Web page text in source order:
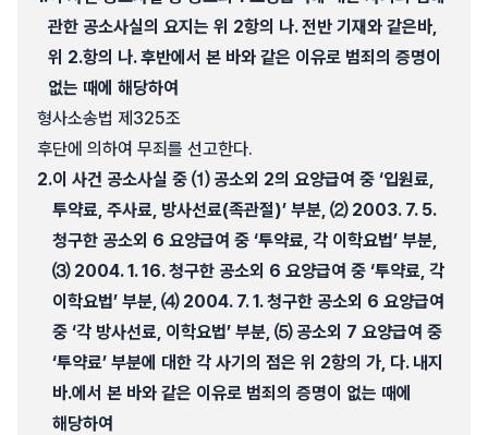
관한 공소사실의 요지는 위 2항의 나. 전반 기재와 같은바,
위 2.항의 나. 후반에서 본 바와 같은 이유로 범죄의 증명이
없는 때에 해당하여
형사소송법 제325조
후단에 의하여 무죄를 선고한다.
2.이 사건 공소사실 중 ⑴ 공소외 2의 요양급여 중 ‘입원료,
투약료, 주사료, 방사선료(족관절)’ 부분, ⑵ 2003. 7. 5.
청구한 공소외 6 요양급여 중 ‘투약료, 각 이학요법’ 부분,
⑶ 2004. 1. 16. 청구한 공소외 6 요양급여 중 ‘투약료, 각
이학요법’ 부분, ⑷ 2004. 7. 1. 청구한 공소외 6 요양급여
중 ‘각 방사선료, 이학요법’ 부분, ⑸ 공소외 7 요양급여 중
‘투약료’ 부분에 대한 각 사기의 점은 위 2항의 가, 다. 내지
바.에서 본 바와 같은 이유로 범죄의 증명이 없는 때에
해당하여